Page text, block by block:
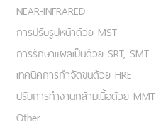
NEAR-INFRARED
การปรับรูปหน้าด้วย MST
การรักษาแผลเป็นด้วย SRT, SMT
เทคนิคการกำจัดขนด้วย HRE
ปรับการทำงานกล้ามเนื้อด้วย MMT
Other